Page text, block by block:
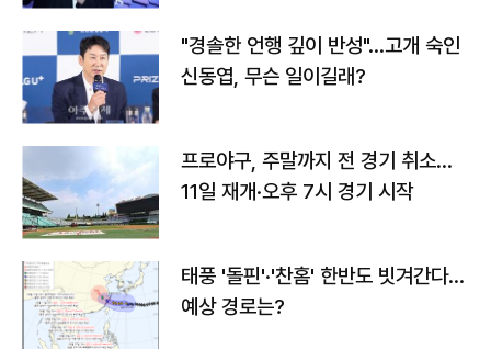
"경솔한 언행 깊이 반성"…고개 숙인
신동엽, 무슨 일이길래?
프로야구, 주말까지 전 경기 취소…
11일 재개·오후 7시 경기 시작
태풍 '돌핀'·'찬홈' 한반도 빗겨간다…
예상 경로는?